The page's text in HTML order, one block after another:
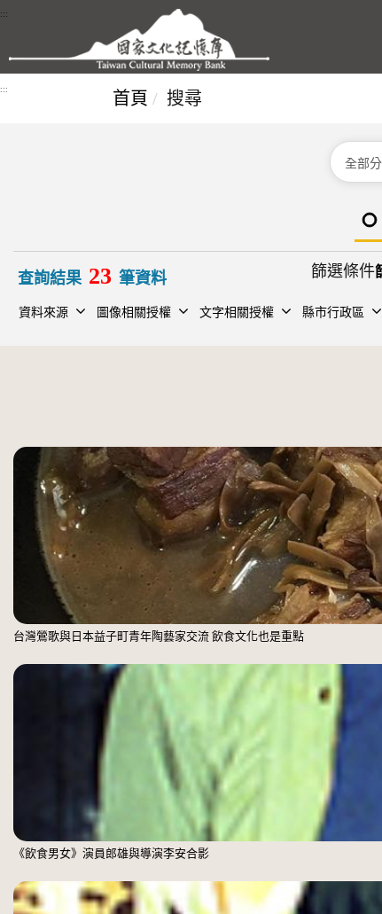
跳到主要內容區塊
:::
::: 首頁 搜尋
分類
查詢結果 23 筆資料 篩選條件
資料來源 圖像相關授權 文字相關授權 縣市行政區
台灣鶯歌與日本益子町青年陶藝家交流 飲食文化也是重點
《飲食男女》演員郎雄與導演李安合影